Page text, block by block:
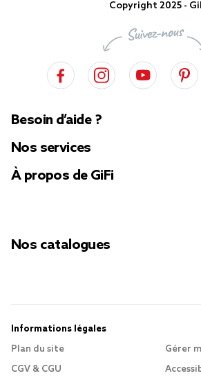
Copyright 2025 -
Besoin d’aide ?
Nos services
À propos de GiFi
Nos catalogues
Informations légales
Plan du site
CGV & CGU
Gérer